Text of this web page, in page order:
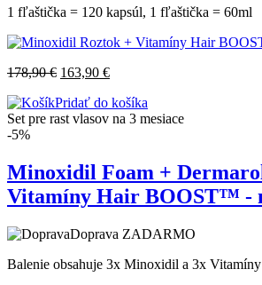
1 fľaštička = 120 kapsúl, 1 fľaštička = 60ml
178,90€ 163,90 €
Pridať do košíka
Set pre rast vlasov na 3 mesiace
-5%
Minoxidil Foam +
Vitamíny Hair BOOST™ -
Doprava ZADARMO
Balenie obsahuje 3x Minoxidil a 3x